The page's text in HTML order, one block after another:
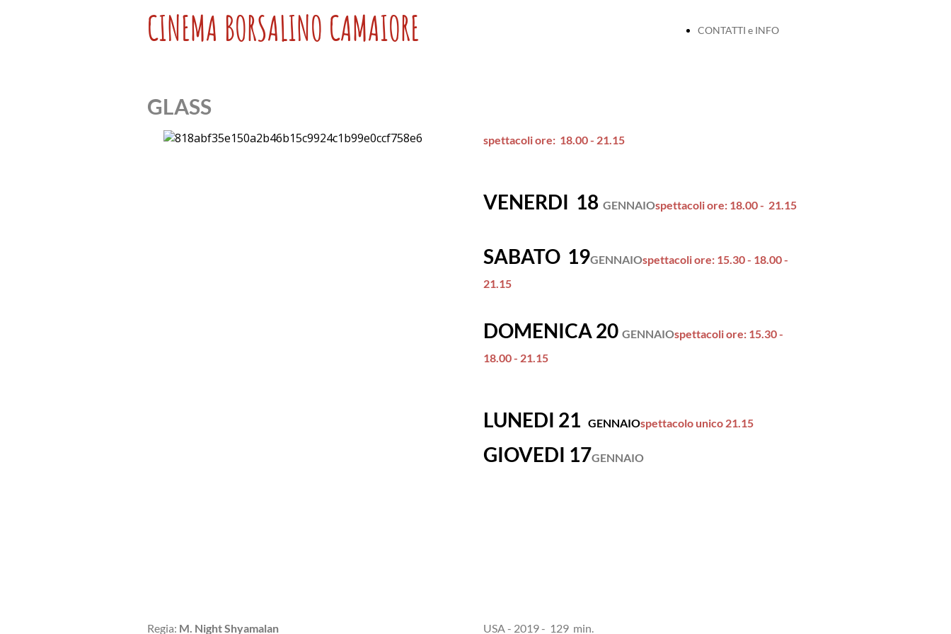
CONTATTI e INFO
CINEMA BORSALINO CAMAIORE
GLASS
spettacoli ore: 18.00 - 21.15
VENERDI 18 GENNAIOspettacoli ore: 18.00 - 21.15
SABATO 19GENNAIOspettacoli ore: 15.30 - 18.00 -
21.15
DOMENICA 20 GENNAIOspettacoli ore: 15.30 -
18.00 - 21.15
LUNEDI 21 GENNAIOspettacolo unico 21.15
GIOVEDI 17GENNAIO
Regia: M. Night Shyamalan USA - 2019 - 129 min.